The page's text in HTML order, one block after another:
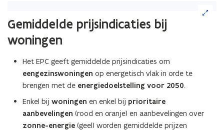
de
afbeelding
voor
een
weergave)
Gemiddelde prijsindicaties bij
woningen
Het EPC geeft gemiddelde prijsindicaties om
eengezinswoningen op energetisch vlak in orde te
brengen met de energiedoelstelling voor 2050.
Enkel bij woningen en enkel bij prioritaire
aanbevelingen (rood en oranje) en aanbevelingen over
zonne-energie (geel) worden gemiddelde prijzen